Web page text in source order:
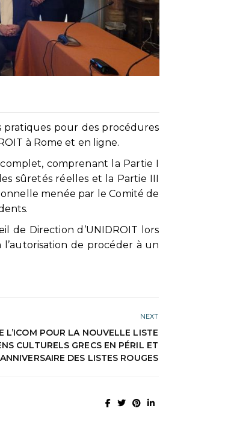
pratiques pour des procédures
à Rome et en ligne.
comprenant la Partie I
sûretés réelles et la Partie III
menée par le Comité de
de Direction d’UNIDROIT lors
l’autorisation de procéder à un
NEXT
L’ICOM POUR LA NOUVELLE LISTE
CULTURELS GRECS EN PÉRIL ET
DES LISTES ROUGES